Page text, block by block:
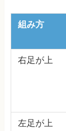
組み方
右足が上
左足が上